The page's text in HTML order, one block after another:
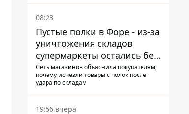
08:23
Пустые полки в Форе - из-за
уничтожения складов
супермаркеты остались без
ассортимента
Сеть магазинов объяснила покупателям,
почему исчезли товары с полок после
удара по складам
19:56 вчера